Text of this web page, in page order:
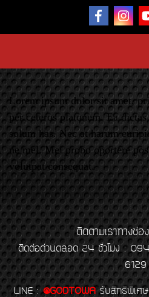
Lorem ipsum dolor sit amet,
per ceteros platonem. Ea
solum has. Nec at harum
ne mel. Mei probo oportere
volutpat consequat.
ติดตามเราทางช่อ
ติดต่อด่วนตลอด 24 ชั่วโมง :
6129
LINE : @GODTOWA รับสิทธิพิเศษ